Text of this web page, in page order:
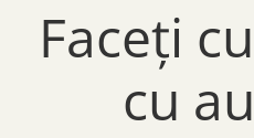
Faceți
cu